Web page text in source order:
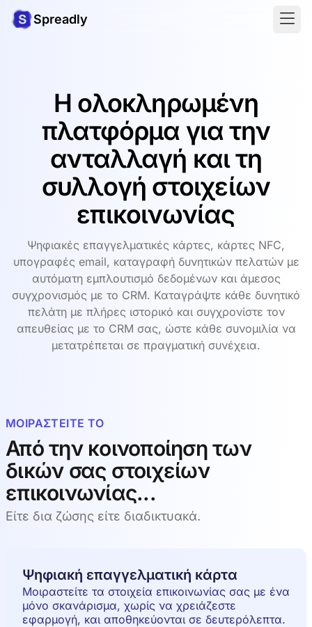
Spreadly
Η ολοκληρωμένη
πλατφόρμα για την
ανταλλαγή και τη
συλλογή στοιχείων
επικοινωνίας
Ψηφιακές επαγγελματικές κάρτες, κάρτες NFC,
υπογραφές email, καταγραφή δυνητικών πελατών με
αυτόματη εμπλουτισμό δεδομένων και άμεσος
συγχρονισμός με το CRM. Καταγράψτε κάθε δυνητικό
πελάτη με πλήρες ιστορικό και συγχρονίστε τον
απευθείας με το CRM σας, ώστε κάθε συνομιλία να
μετατρέπεται σε πραγματική συνέχεια.
ΜΟΙΡΑΣΤΕΊΤΕ ΤΟ
Από την κοινοποίηση των
δικών σας στοιχείων
επικοινωνίας...
Είτε δια ζώσης είτε διαδικτυακά.
Ψηφιακή επαγγελματική κάρτα
Μοιραστείτε τα στοιχεία επικοινωνίας σας με ένα
μόνο σκανάρισμα, χωρίς να χρειάζεστε
εφαρμογή, και αποθηκεύονται σε δευτερόλεπτα.